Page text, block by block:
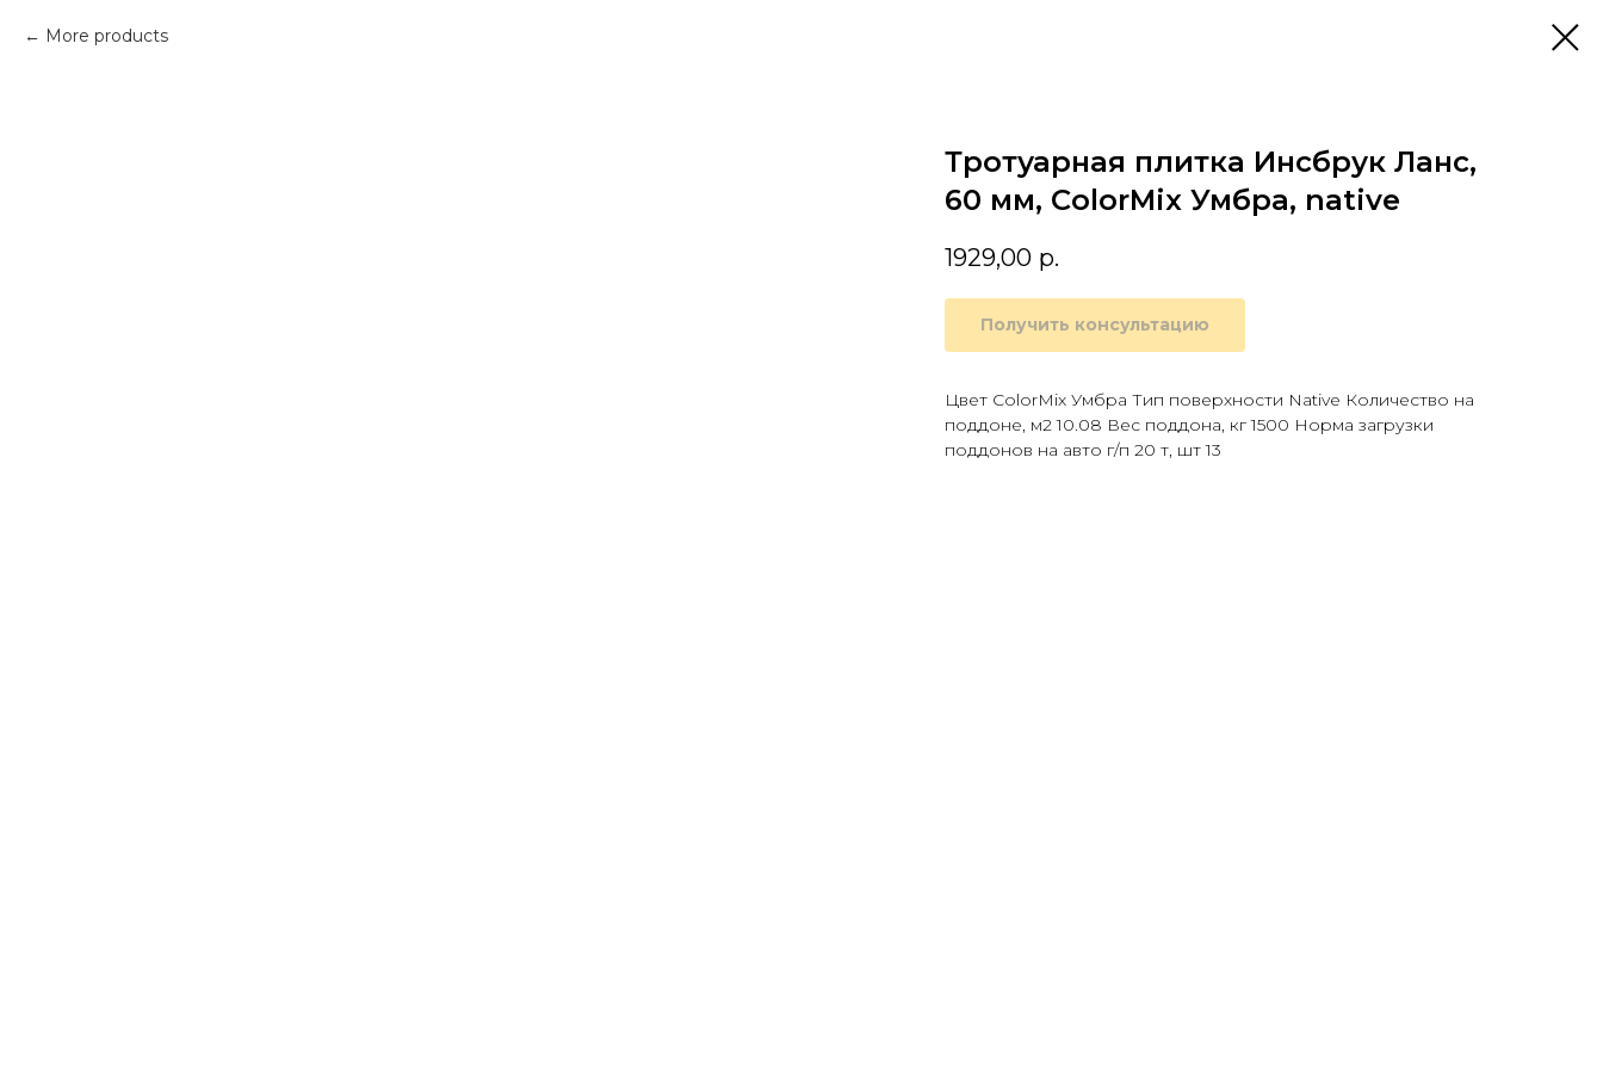
More products
Тротуарная плитка Инсбрук Ланс,
60 мм, ColorMix Умбра, native
1929,00 р.
Получить консультацию
Цвет ColorMix Умбра Тип поверхности Native Количество на
поддоне, м2 10.08 Вес поддона, кг 1500 Норма загрузки
поддонов на авто г/п 20 т, шт 13